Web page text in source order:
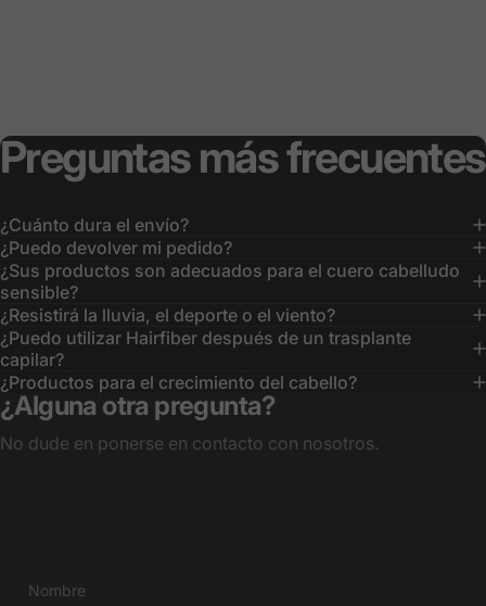
Preguntasmásfrecuentes
¿Cuánto dura el envío?
¿Puedo devolver mi pedido?
¿Sus productos son adecuados para el cuero cabelludo
sensible?
¿Resistirá la lluvia, el deporte o el viento?
¿Puedo utilizar Hairfiber después de un trasplante
capilar?
¿Productos para el crecimiento del cabello?
¿Alguna otra pregunta?
No dude en ponerse en contacto con nosotros.
Nombre